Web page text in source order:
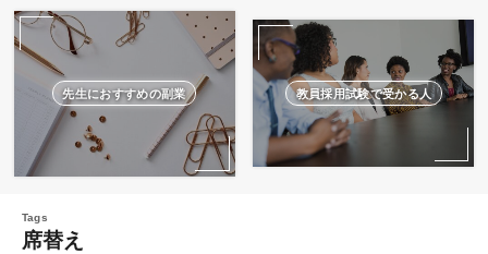
先生におすすめの副業 教員採用試験で受かる人
席替え